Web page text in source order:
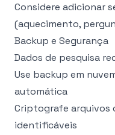
Considere adicionar
(aquecimento,
Backup e Segurança
Dados de pesquisa
Use backup em
automática
Criptografe
identificáveis